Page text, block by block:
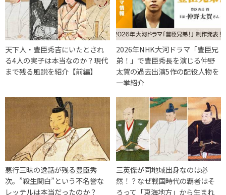
天下人・豊臣秀吉にいたとされ
る4人の実子は本当なのか？現代
まで残る風説を紹介【前編】
2026年NHK大河ドラマ「豊臣兄
弟！」で豊臣秀長を演じる仲野
太賀の過去出演5作の配役人物を
一挙紹介
悪行三昧の逸話が残る豊臣秀
次。”殺生関白”という不名誉な
レッテルは本当だったのか？
三英傑が同地域出身なのは必
然！？なぜ戦国時代の覇者はそ
ろって「東海地方」から生まれ